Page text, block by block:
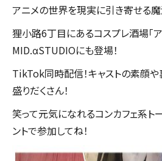
アニメの世界を現実に引き寄せる魔
狸小路6丁目にあるコスプレ酒場「
MID.αSTUDIOにも登場！
TikTok同時配信！キャストの素顔や
盛りだくさん！
笑って元気になれるコンカフェ系ト
ントで参加してね！